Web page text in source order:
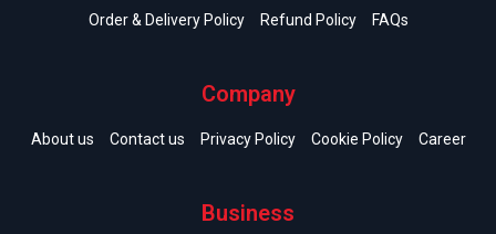
Order & Delivery Policy
Refund Policy FAQs
Company
About us Contact us Privacy Policy Cookie Policy Career
Business